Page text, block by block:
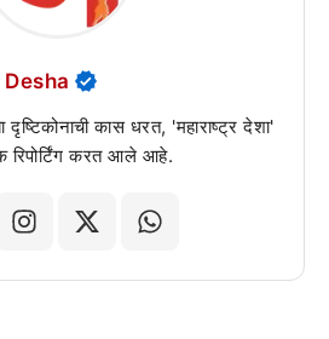
दृष्टिकोनाची कास धरत, 'महाराष्ट्र देशा'
रिपोर्टिंग करत आले आहे.